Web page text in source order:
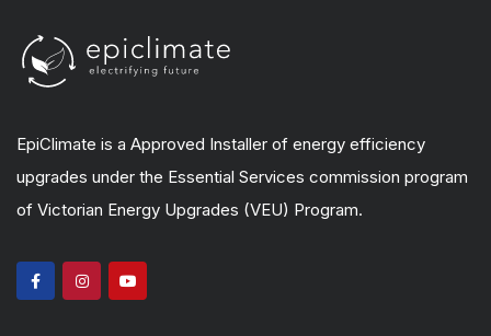
EpiClimate is a Approved Installer of energy efficiency
upgrades under the Essential Services commission program
of Victorian Energy Upgrades (VEU) Program.